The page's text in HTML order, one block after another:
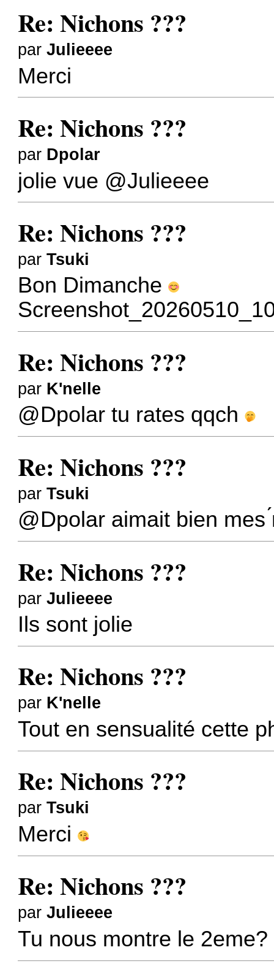
Re: Nichons ???
parJulieeee
Merci
Re: Nichons ???
par Dpolar
jolie vue @Julieeee
Re: Nichons ???
parTsuki
Bon Dimanche
Re: Nichons ???
par K'nelle
@Dpolar tu rates qqch
Re: Nichons ???
parTsuki
@Dpolar aimait bien
Re: Nichons ???
parJulieeee
Ils sont jolie
Re: Nichons ???
par K'nelle
Tout en sensualité cette
Re: Nichons ???
parTsuki
Merci
Re: Nichons ???
parJulieeee
Tu nous montre le 2eme?